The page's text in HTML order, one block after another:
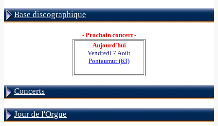
Base discographique
- Prochain concert -
Aujourd'hui
Vendredi 7 Août
Pontaumur (63)
Concerts
Jour de l'Orgue